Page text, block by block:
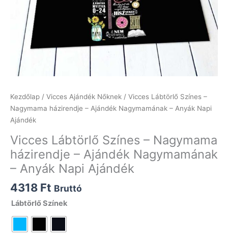
Kezdőlap / Vicces Ajándék Nőknek / Vicces Lábtörlő Színes –
Nagymama házirendje – Ajándék Nagymamának – Anyák Napi
Ajándék
Vicces Lábtörlő Színes – Nagymama
házirendje – Ajándék Nagymamának
– Anyák Napi Ajándék
4318 Ft Bruttó
Lábtörlő Színek